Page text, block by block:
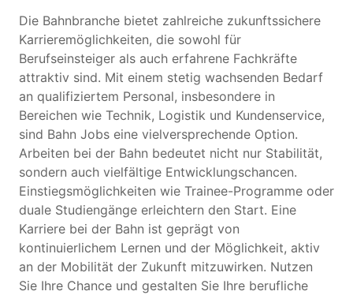
Die Bahnbranche bietet zahlreiche zukunftssichere
Karrieremöglichkeiten, die sowohl für
Berufseinsteiger als auch erfahrene Fachkräfte
attraktiv sind. Mit einem stetig wachsenden Bedarf
an qualifiziertem Personal, insbesondere in
Bereichen wie Technik, Logistik und Kundenservice,
sind Bahn Jobs eine vielversprechende Option.
Arbeiten bei der Bahn bedeutet nicht nur Stabilität,
sondern auch vielfältige Entwicklungschancen.
Einstiegsmöglichkeiten wie Trainee-Programme oder
duale Studiengänge erleichtern den Start. Eine
Karriere bei der Bahn ist geprägt von
kontinuierlichem Lernen und der Möglichkeit, aktiv
an der Mobilität der Zukunft mitzuwirken. Nutzen
Sie Ihre Chance und gestalten Sie Ihre berufliche